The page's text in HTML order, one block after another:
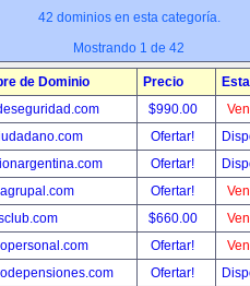
42 dominios en esta categoría.
Mostrando 1 de 42
de Dominio Precio
$990.00
Ofertar!
Ofertar!
Ofertar!
$660.00
Ofertar!
Ofertar!